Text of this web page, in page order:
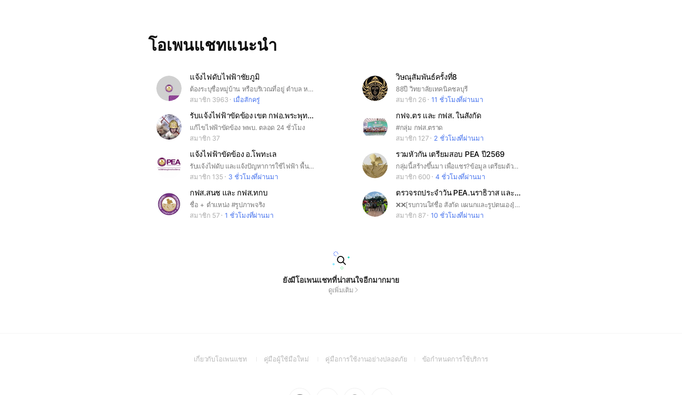
โอเพนแชทแนะนำ
แจ้งไฟดับไฟฟ้าชัยภูมิ
ต้องระบุชื่อหมู่บ้าน หรือบริเวณที่อยู่ ตำบล หากไม่ระบุจะไม่อนุญาตเข้าร่วม Open chat กฎระเบียบข้อบังคับ 1.สำหรับแจ้งไฟฟ้าขัดข้อง ไฟฟ้าดับ หรือเรื่องที่ข้องกับการไฟฟ้าฯเท่านั้น 2.แจ้งเหตุในเขตพื้นที่รับผิดชอบของการไฟฟ้าส่วนภูมิภาคจังหวัดชัยภูมิ 3.โปรดใช้ข้อความที่สุภาพในการสนทนา 4.งดส่งรูปภาพ วีดีโอ เรื่องการเมือง ข้อความข่าวสารต่างๆ ที่ไม่เกี่ยวข้องกับการไฟฟ้าฯ เพื่อความเรียบร้อยของ Open chat แจ้งปัญหาที่เกี่ยวข้องกับการไฟฟ้าฯ หากส่งเรื่องที่ไม่เกี่ยวข้อง ขออนุญาตบล็อกนะครับ
สมาชิก 3963
เมื่อสักครู่
วิษณุสัมพันธ์ครั้งที่8
88ปี วิทยาลัยเทคนิคชลบุรี
สมาชิก 26
11 ชั่วโมงที่ผ่านมา
รับแจ้งไฟฟ้าขัดข้อง เขต กฟอ.พระพุทธบาท
แก้ไขไฟฟ้าขัดข้อง พพบ. ตลอด 24 ชั่วโมง
สมาชิก 37
กฟจ.ตร และ กฟส. ในสังกัด
#กลุ่ม กฟส.ตราด
สมาชิก 127
2 ชั่วโมงที่ผ่านมา
แจ้งไฟฟ้าขัดข้อง อ.โพทะเล
รับแจ้งไฟดับ และแจ้งปัญหาการใช้ไฟฟ้า พื้นที่รับผิดชอบ PEA โพทะเล
สมาชิก 135
3 ชั่วโมงที่ผ่านมา
รวมหัวกัน เตรียมสอบ PEA ปี2569
กลุ่มนี้สร้างขึ้นมา เพื่อแชร?ข้อมูล เตรียมตัวสอบ พนักงานการไฟฟ้าส่วภูมิภาค ปี2569
สมาชิก 600
4 ชั่วโมงที่ผ่านมา
กฟส.สนช และ กฟส.ทกบ
ชื่อ + ตำแหน่ง #รูปภาพจริง
สมาชิก 57
1 ชั่วโมงที่ผ่านมา
ตรวจรถประจำวัน PEA.นราธิวาส และกฟฟ.ในสังกัด🚙
❌❌[รบกวนใส่ชื่อ สังกัด แผนกและรูปตนเอง]❌❌ แจ้งเพื่อทราบนะคะ ตามข้อสั่งการ Ceo ขอให้ทุกแผนก กฟจ.นธ. และ กฟส. ในสังกัด ที่มีการใช้รถ กฟภ. ให้ดำเนินการส่งรูป ข้อมูลเป็นประจำทุกวันก่อนนำรถไปใช้รายละเอียด ดังนี้ 🔧 1. แคปหน้าจอส่งผล ตรวจเช็ครถ ตาม https://docs.google.com/forms/d/e/1FAIpQLSfaPj31ahG0RD69C6phnXxZvTygc36dVDeyLbGbCgRBZgiHMA/viewform?usp=header (ระบุทะเบียนรถ) 2 รูปตรวจของระบบของเหลว ยาง ระบบเบรคของรถ 3 รูปทะเบียนที่ตรวจ 4 รูปอุปกรณ์ ประจำรถ พร้อมระบุสังกัด 🚛
สมาชิก 87
10 ชั่วโมงที่ผ่านมา
ยังมีโอเพนแชทที่น่าสนใจอีกมากมาย
ดูเพิ่มเติม
เกี่ยวกับโอเพนแชท
(Openคู่มือผู้ใช้มือใหม่
(Openคู่มือการใช้งานอย่างปลอดภัย(Openข้อกำหนดการใช้บริการ(Open
Go Go